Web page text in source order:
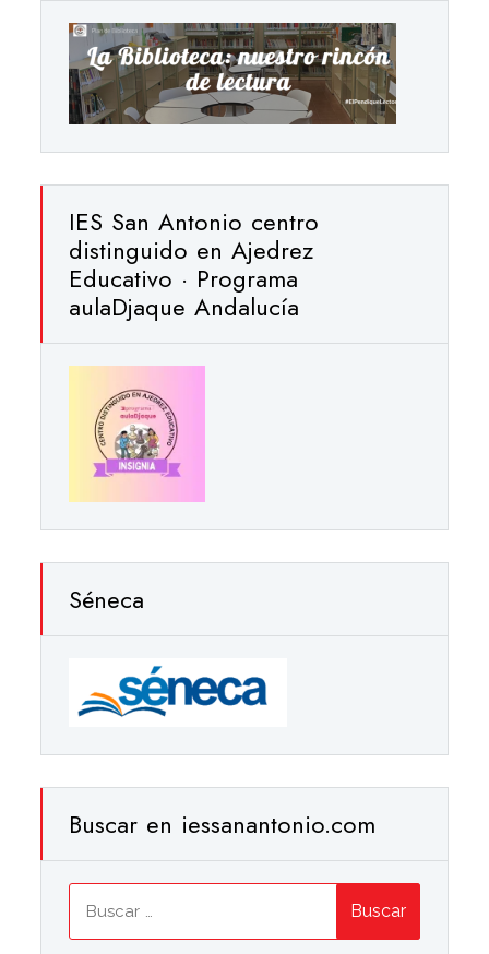
IES San Antonio centro
distinguido en Ajedrez
Educativo · Programa
aulaDjaque Andalucía
Séneca
Buscar en iessanantonio.com